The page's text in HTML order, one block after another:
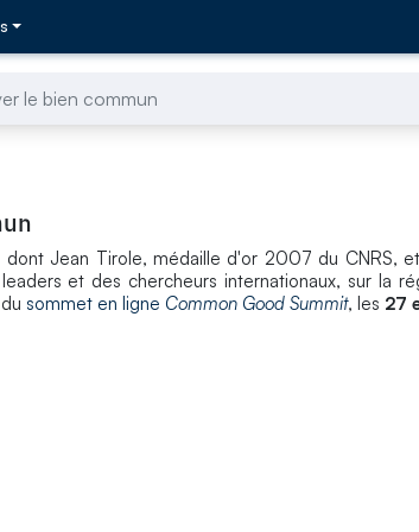
le bien commun
Jean Tirole, médaille d'or 2007 du CNRS,
et des chercheurs internationaux, sur la
sommet en ligne Common Good Summit, les 27